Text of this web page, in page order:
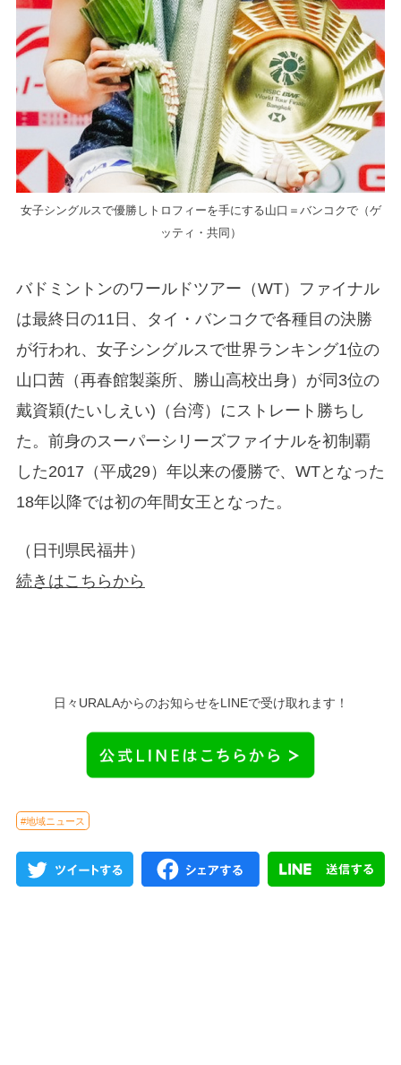
女子シングルスで優勝しトロフィーを手にする山口＝バンコクで（ゲ
ッティ・共同）
バドミントンのワールドツアー（WT）ファイナル
は最終日の11日、タイ・バンコクで各種目の決勝
が行われ、女子シングルスで世界ランキング1位の
山口茜（再春館製薬所、勝山高校出身）が同3位の
戴資穎(たいしえい)（台湾）にストレート勝ちし
た。前身のスーパーシリーズファイナルを初制覇
した2017（平成29）年以来の優勝で、WTとなった
18年以降では初の年間女王となった。
（日刊県民福井）
続きはこちらから
日々URALAからのお知らせをLINEで受け取れます！
#地域ニュース